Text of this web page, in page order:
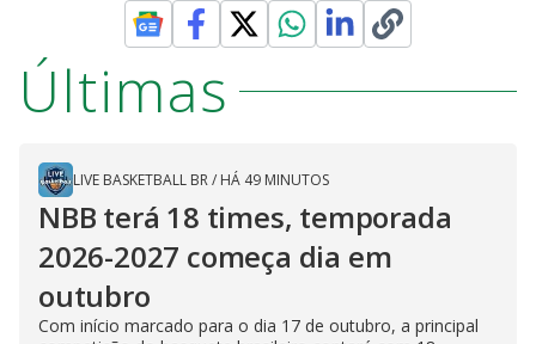
Últimas
LIVE BASKETBALL BR/ HÁ 49 MINUTOS
NBB terá 18 times, temporada
2026-2027 começa dia em
outubro
Com início marcado para o dia 17 de outubro, a principal